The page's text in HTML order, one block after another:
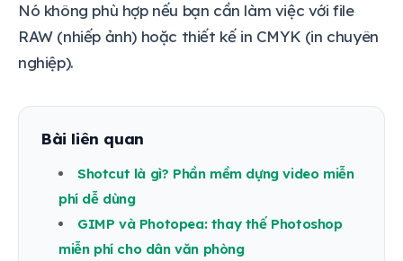
Nó không phù hợp nếu bạn cần làm việc với file
RAW (nhiếp ảnh) hoặc thiết kế in CMYK (in chuyên
nghiệp).
Bài liên quan
Shotcut là gì? Phần mềm dựng video miễn
phí dễ dùng
GIMP và Photopea: thay thế Photoshop
miễn phí cho dân văn phòng